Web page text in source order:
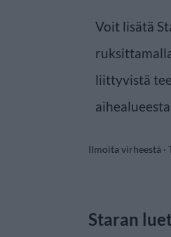
Voit lisätä
liittyvistä
aihealueesta
Ilmoita virheestä ·
Staran